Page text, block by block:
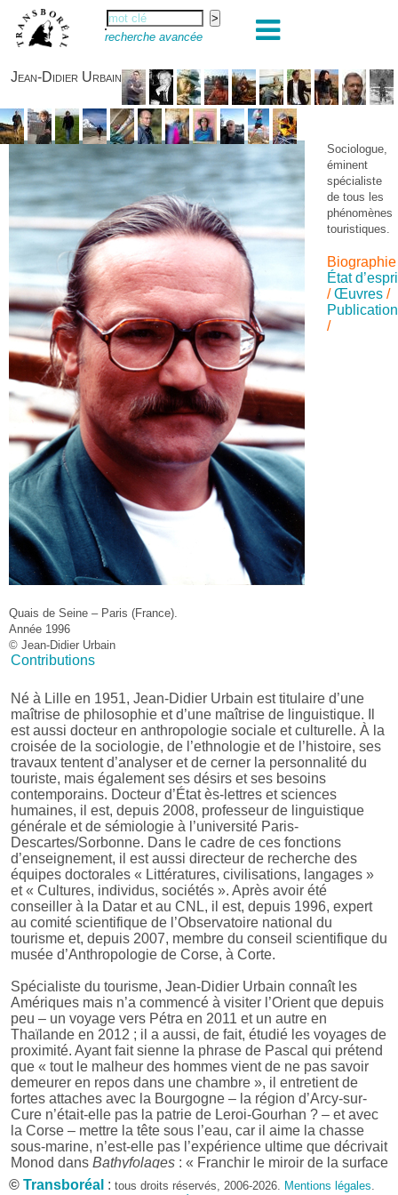
recherche avancée
Jean-Didier Urbain
Quais de Seine – Paris (France).
Année 1996
© Jean-Didier Urbain
Sociologue,
éminent
spécialiste
de tous les
phénomènes
touristiques.
Biographie
État
/Œuvres /
/
Contributions
Né à Lille en 1951, Jean-Didier Urbain est titulaire d’une
maîtrise de philosophie et d’une maîtrise de linguistique. Il
est aussi docteur en anthropologie sociale et culturelle. À la
croisée de la sociologie, de l’ethnologie et de l’histoire, ses
travaux tentent d’analyser et de cerner la personnalité du
touriste, mais également ses désirs et ses besoins
contemporains. Docteur d’État ès-lettres et sciences
humaines, il est, depuis 2008, professeur de linguistique
générale et de sémiologie à l’université Paris-
Descartes/Sorbonne. Dans le cadre de ces fonctions
d’enseignement, il est aussi directeur de recherche des
équipes doctorales « Littératures, civilisations, langages »
et « Cultures, individus, sociétés ». Après avoir été
conseiller à la Datar et au CNL, il est, depuis 1996, expert
au comité scientifique de l’Observatoire national du
tourisme et, depuis 2007, membre du conseil scientifique du
musée d’Anthropologie de Corse, à Corte.
Spécialiste du tourisme, Jean-Didier Urbain connaît les
Amériques mais n’a commencé à visiter l’Orient que depuis
peu – un voyage vers Pétra en 2011 et un autre en
Thaïlande en 2012 ; il a aussi, de fait, étudié les voyages de
proximité. Ayant fait sienne la phrase de Pascal qui prétend
que « tout le malheur des hommes vient de ne pas savoir
demeurer en repos dans une chambre », il entretient de
fortes attaches avec la Bourgogne – la région d’Arcy-sur-
Cure n’était-elle pas la patrie de Leroi-Gourhan ? – et avec
la Corse – mettre la tête sous l’eau, car il aime la chasse
sous-marine, n’est-elle pas l’expérience ultime que décrivait
Monod dans Bathyfolages : « Franchir le miroir de la surface
de l’eau c’est, en effet, basculer, d’un seul coup, dans un
© Transboréal : tous droits réservés, 2006-2026. Mentions légales.